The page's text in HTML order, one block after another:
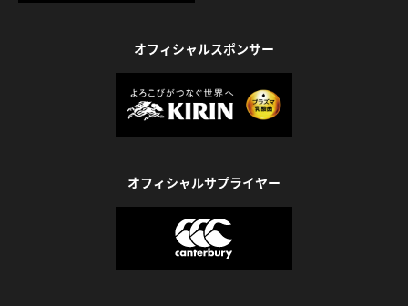
オフィシャルスポンサー
オフィシャルサプライヤー